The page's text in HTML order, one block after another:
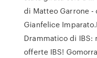
di Matteo Garrone -
Gianfelice
Drammatico di IBS:
offerte IBS!